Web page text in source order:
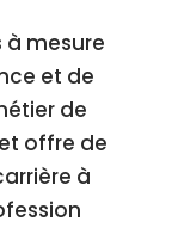
à mesure
et de
de
offre de
à